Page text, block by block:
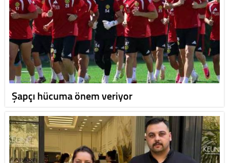
Şapçı hücuma önem veriyor